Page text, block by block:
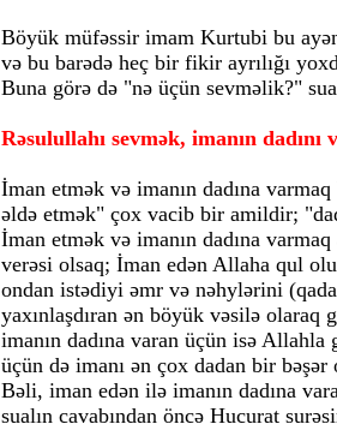
Böyük müfəssir imam Kurtubi bu
və bu barədə heç bir fikir ayrılığı
Buna görə də "nə üçün sevməlik?"
Rəsulullahı sevmək, imanın
İman etmək və imanın dadına
əldə etmək" çox vacib bir amildir;
İman etmək və imanın dadına
verəsi olsaq; İman edən Allaha qul
ondan istədiyi əmr və nəhylərini
yaxınlaşdıran ən böyük vəsilə olaraq
imanın dadına varan üçün isə
üçün də imanı ən çox dadan bir
Bəli, iman edən ilə imanın dadına
sualın cavabından öncə Hucurat